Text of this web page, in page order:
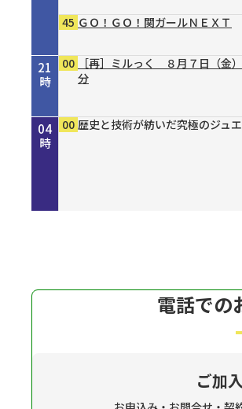
21
時
22
時
23
時
00
時
01
時
02
時
03
時
04
時
45 ＧＯ！ＧＯ！関ガールＮＥＸＴ
00
［再］ミルっく ８月７日（金
分
00 きしわだネイチャー探訪 ＃１６
30 地車かわら版
00 Ｄａｙ Ｔｒｉｐｐｅｒ ＃７９
15 歴史街道 ＃４４８ 丹波と京を
30 ＧＯ！ＧＯ！関ガールＮＥＸＴ
45 オリックス・バファローズが好
50 しまねＦｕｔｕｒｅ２０３０
00 ホトケ女史のぶらりまいり 「
15 歴史街道 ＃４４８ 丹波と京を
30 地車かわら版
00 誰でも簡単にオシャレネイル
00 歴史と技術が紡いだ究極のジュ
00 歴史と技術が紡いだ究極のジュ
00 歴史と技術が紡いだ究極のジュ
電話での
ご加